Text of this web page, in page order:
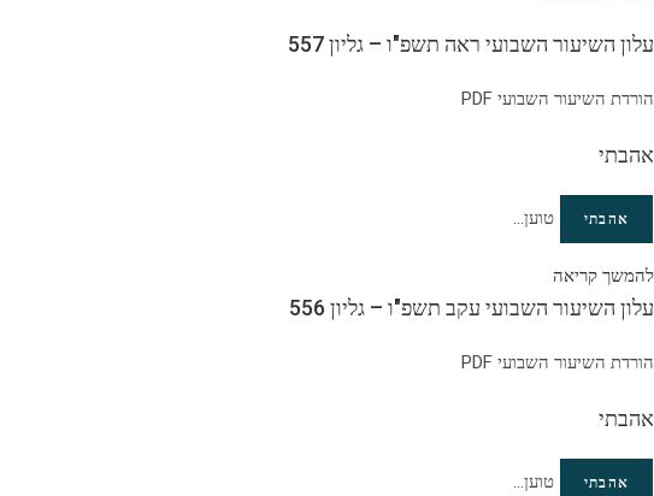
עלון השיעור השבועי ראה תשפ"ו – גליון 557
הורדת השיעור השבועי PDF
אהבתי
אהבתי טוען...
להמשך קריאה
עלון השיעור השבועי עקב תשפ"ו – גליון 556
הורדת השיעור השבועי PDF
אהבתי
אהבתי טוען...